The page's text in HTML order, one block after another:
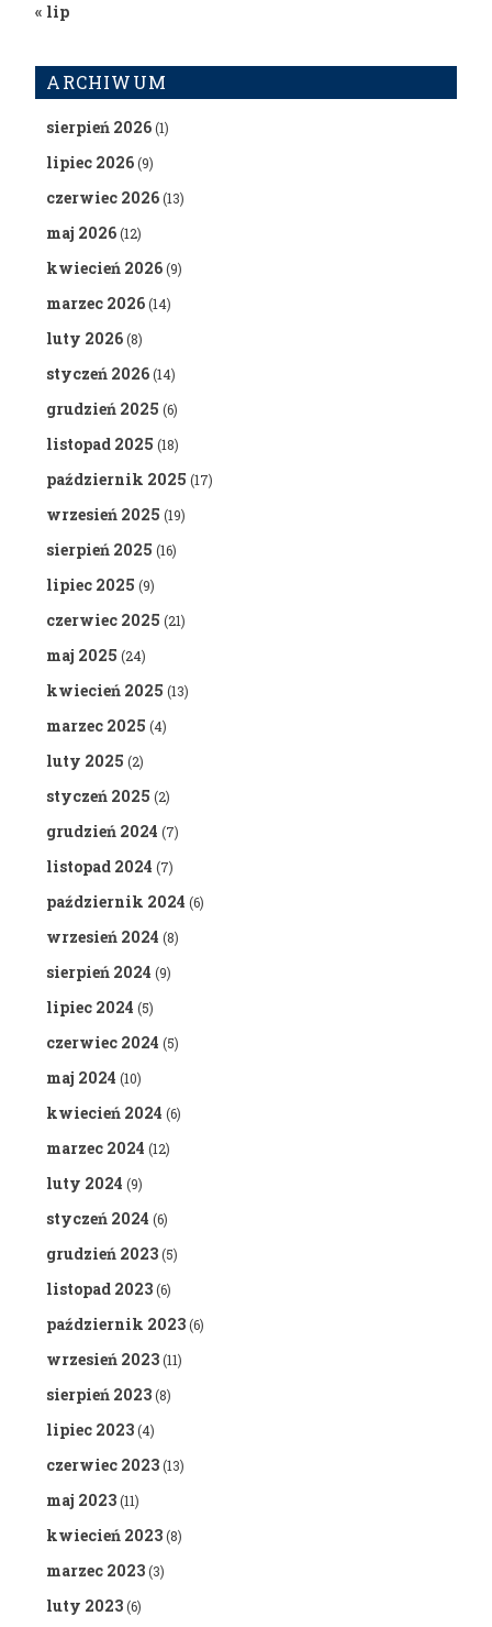
« lip
ARCHIWUM
sierpień 2026(1)
lipiec 2026(9)
czerwiec 2026(13)
maj 2026(12)
kwiecień 2026(9)
marzec 2026(14)
luty 2026(8)
styczeń 2026(14)
grudzień 2025 (6)
listopad 2025 (18)
październik 2025 (17)
wrzesień 2025 (19)
sierpień 2025 (16)
lipiec 2025 (9)
czerwiec 2025 (21)
maj 2025 (24)
kwiecień 2025 (13)
marzec 2025 (4)
luty 2025 (2)
styczeń 2025 (2)
grudzień 2024 (7)
listopad 2024 (7)
październik 2024 (6)
wrzesień 2024 (8)
sierpień 2024 (9)
lipiec 2024 (5)
czerwiec 2024 (5)
maj 2024 (10)
kwiecień 2024 (6)
marzec 2024 (12)
luty 2024 (9)
styczeń 2024 (6)
grudzień 2023(5)
listopad 2023(6)
październik 2023(6)
wrzesień 2023(11)
sierpień 2023(8)
lipiec 2023(4)
czerwiec 2023(13)
maj 2023(11)
kwiecień 2023(8)
marzec 2023(3)
luty 2023(6)